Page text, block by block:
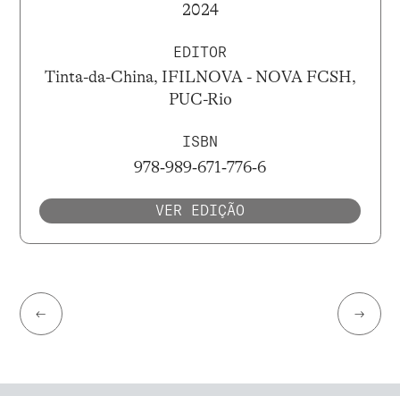
2024
EDITOR
Tinta-da-China, IFILNOVA - NOVA FCSH,
PUC-Rio
ISBN
978‐989‐671‐776‐6
VER EDIÇÃO
← →